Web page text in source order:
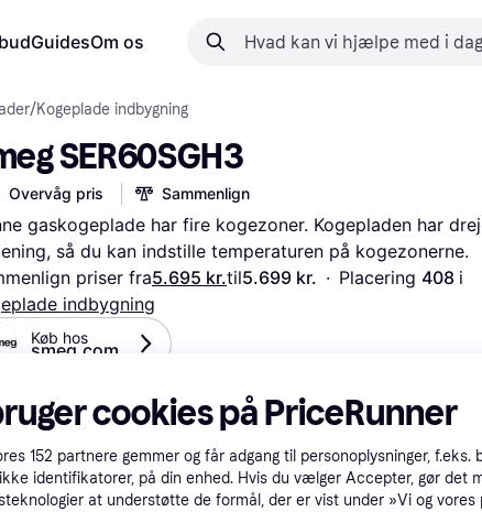
GuidesOm os
/Kogeplade indbygning
SER60SGH3
Overvåg pris Sammenlign
gaskogeplade har fire kogezoner. Kogepladen har
så du kan indstille temperaturen på kogezonerne.
priser fra5.695 kr.til5.699 kr. · Placering 408 i
indbygning
Køb hos
smeg.com
cookies på PriceRunner
152 partnere gemmer og får adgang til personoplysninger, f.eks.
identifikatorer, på din enhed. Hvis du vælger Accepter, gør det
at understøtte de formål, der er vist under »Vi og vores